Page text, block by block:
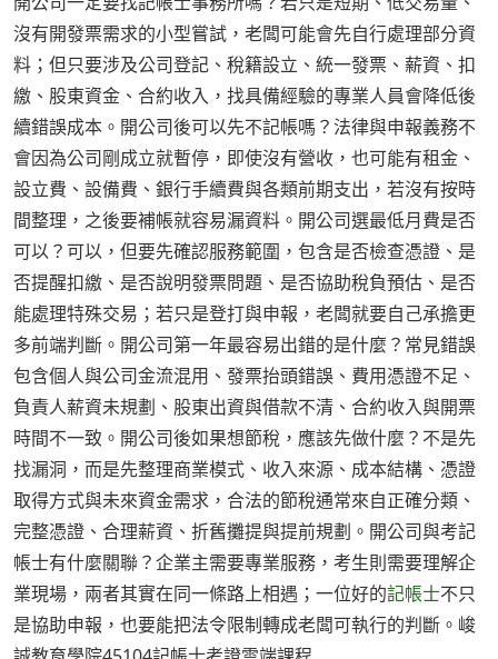
沒有開發票需求的小型嘗試，老闆可能會先自行處理部分資
料；但只要涉及公司登記、稅籍設立、統一發票、薪資、扣
繳、股東資金、合約收入，找具備經驗的專業人員會降低後
續錯誤成本。開公司後可以先不記帳嗎？法律與申報義務不
會因為公司剛成立就暫停，即使沒有營收，也可能有租金、
設立費、設備費、銀行手續費與各類前期支出，若沒有按時
間整理，之後要補帳就容易漏資料。開公司選最低月費是否
可以？可以，但要先確認服務範圍，包含是否檢查憑證、是
否提醒扣繳、是否說明發票問題、是否協助稅負預估、是否
能處理特殊交易；若只是登打與申報，老闆就要自己承擔更
多前端判斷。開公司第一年最容易出錯的是什麼？常見錯誤
包含個人與公司金流混用、發票抬頭錯誤、費用憑證不足、
負責人薪資未規劃、股東出資與借款不清、合約收入與開票
時間不一致。開公司後如果想節稅，應該先做什麼？不是先
找漏洞，而是先整理商業模式、收入來源、成本結構、憑證
取得方式與未來資金需求，合法的節稅通常來自正確分類、
完整憑證、合理薪資、折舊攤提與提前規劃。開公司與考記
帳士有什麼關聯？企業主需要專業服務，考生則需要理解企
業現場，兩者其實在同一條路上相遇；一位好的記帳士不只
是協助申報，也要能把法令限制轉成老闆可執行的判斷。峻